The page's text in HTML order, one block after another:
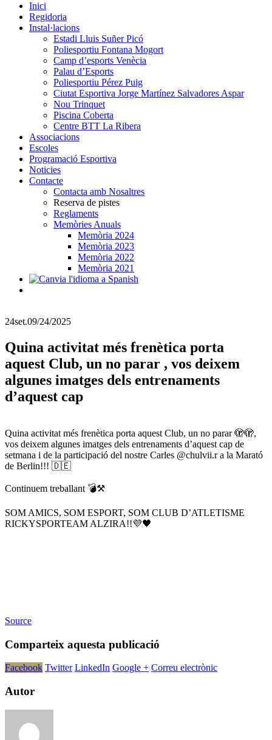
Inici
Regidoria
Instal·lacions
Estadi Lluis Suñer Picó
Poliesportiu Fontana Mogort
Camp d’esports Venècia
Palau d’Esports
Poliesportiu Pérez Puig
Ciutat Esportiva Jorge Martínez Salvadores Aspar
Nou Trinquet
Piscina Coberta
Centre BTT La Ribera
Associacions
Escoles
Programació Esportiva
Noticies
Contacte
Contacta amb Nosaltres
Reserva de pistes
Reglaments
Memòries Anuals
Memòria 2024
Memòria 2023
Memòria 2022
Memòria 2021
24set.09/24/2025
Quina activitat més frenètica porta
aquest Club, un no parar , vos deixem
algunes imatges dels entrenaments
d’aquest cap
Quina activitat més frenètica porta aquest Club, un no parar 🫣🫣,
vos deixem algunes imatges dels entrenaments d’aquest cap de
setmana i de la participació del nostre Carles @chulvii.r a la Marató
de Berlin!!! 🇩🇪
Continuem treballant 💣⚒️
SOM AMICS, SOM ESPORT, SOM CLUB D’ATLETISME
RICKYSPORTEAM ALZIRA!!💜🖤
Source
Comparteix aquesta publicació
Facebook Twitter LinkedIn Google + Correu electrònic
Autor